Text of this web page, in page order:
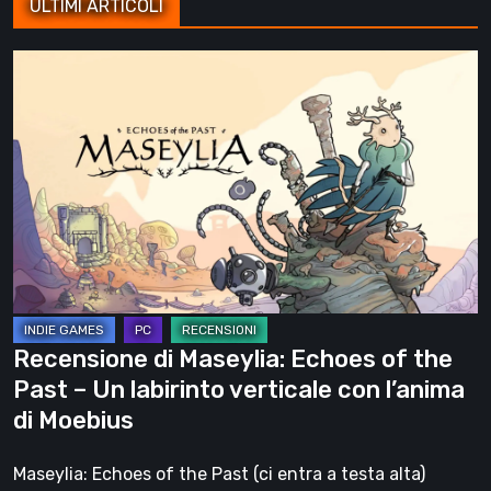
ULTIMI ARTICOLI
Echoes
of
the
Past
–
Un
labirinto
verticale
con
l’anima
di
Recensione di Maseylia: Echoes of the
Past – Un labirinto verticale con l’anima
di Moebius
Maseylia: Echoes of the Past (ci entra a testa alta)